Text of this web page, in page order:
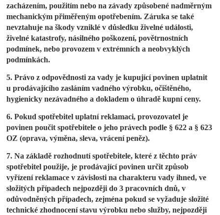
zacházením, použitím nebo na závady způsobené nadměrným
mechanickým přiměřeným opotřebením. Záruka se také
nevztahuje na škody vzniklé v důsledku živelné události,
živelné katastrofy, násilného poškození, povětrnostních
podmínek, nebo provozem v extrémních a neobvyklých
podmínkách.
5. Právo z odpovědnosti za vady je kupující povinen uplatnit
u prodávajícího zasláním vadného výrobku, očištěného, ​​
hygienicky nezávadného a dokladem o úhradě kupní ceny.
6. Pokud spotřebitel uplatní reklamaci, provozovatel je
povinen poučit spotřebitele o jeho právech podle § 622 a § 623
OZ (oprava, výměna, sleva, vrácení peněz).
7. Na základě rozhodnutí spotřebitele, které z těchto práv
spotřebitel použije, je prodávající povinen určit způsob
vyřízení reklamace v závislosti na charakteru vady ihned, ve
složitých případech nejpozději do 3 pracovních dnů, v
odůvodněných případech, zejména pokud se vyžaduje složité
technické zhodnocení stavu výrobku nebo služby, nejpozději